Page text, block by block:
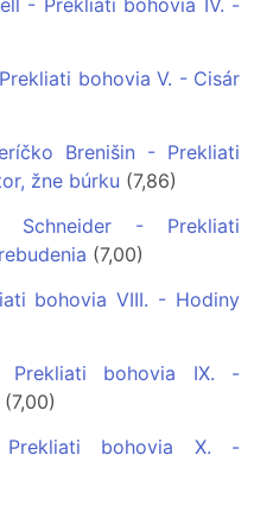
- Prekliati bohovia IV. -
bohovia V. - Cisár
Brenišin - Prekliati
žne búrku (7,86)
Schneider - Prekliati
(7,00)
bohovia VIII. - Hodiny
bohovia IX. -
(7,00)
bohovia X. -